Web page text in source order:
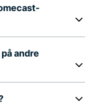
andre